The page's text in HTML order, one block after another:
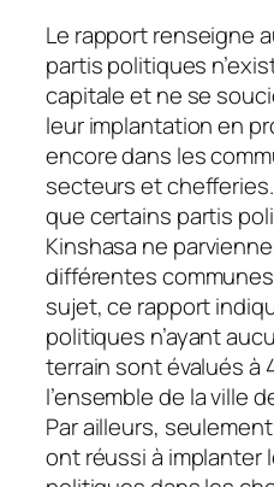
Le rapport renseigne
partis politiques
capitale et ne se
leur implantation en
encore dans les
secteurs et
que certains partis
Kinshasa ne
différentes
sujet, ce rapport
politiques n’ayant
terrain sont évalués à
l’ensemble de la ville
Par ailleurs,
ont réussi à implanter